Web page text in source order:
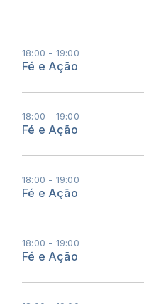
18:00 - 19:00
Fé e Ação
18:00 - 19:00
Fé e Ação
18:00 - 19:00
Fé e Ação
18:00 - 19:00
Fé e Ação